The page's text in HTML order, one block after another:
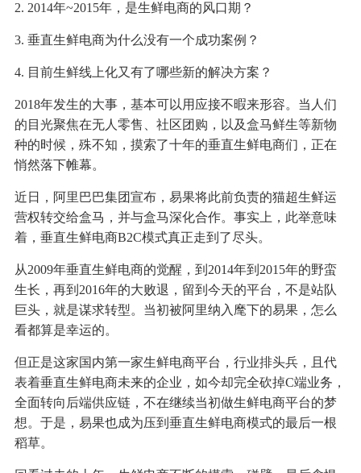
2. 2014年~2015年，是生鲜电商的风口期？
3. 垂直生鲜电商为什么没有一个成功案例？
4. 目前生鲜线上化又有了哪些新的解决方案？
2018年发生的大事，基本可以用应接不暇来形容。当人们
的目光聚焦在无人零售、社区团购，以及盒马鲜生等新物
种的时候，殊不知，摸索了十年的垂直生鲜电商们，正在
悄然落下帷幕。
近日，阿里巴巴集团宣布，易果将此前负责的猫超生鲜运
营权转交给盒马，并与盒马深化合作。事实上，此举意味
着，垂直生鲜电商B2C模式真正走到了尽头。
从2009年垂直生鲜电商的觉醒，到2014年到2015年的野蛮
生长，再到2016年的大败退，留到今天的平台，不是站队
巨头，就是谋求转型。当初被阿里纳入麾下的易果，怎么
看都算是幸运的。
但正是这家国内第一家生鲜电商平台，行业排头兵，且代
表着垂直生鲜电商未来的企业，如今却完全砍掉C端业务，
全面转向后端供应链，不在继续当初做生鲜电商平台的梦
想。于是，易果也成为压到垂直生鲜电商模式的最后一根
稻草。